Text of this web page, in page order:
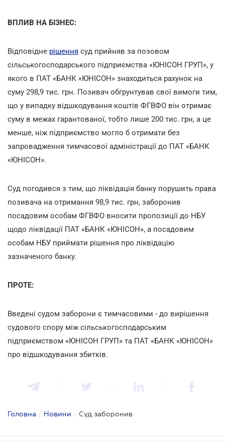
ВПЛИВ НА БІЗНЕС:
Відповідне рішення суд прийняв за позовом
сільськогосподарського підприємства «ЮНІСОН ГРУП», у
якого в ПАТ «БАНК «ЮНІСОН» знаходиться рахунок на
суму 298,9 тис. грн. Позивач обгрунтував свої вимоги тим,
що у випадку відшкодування коштів ФГВФО він отримає
суму в межах гарантованої, тобто лише 200 тис. грн, а це
менше, ніж підприємство могло б отримати без
запровадження тимчасової адміністрації до ПАТ «БАНК
«ЮНІСОН».
Суд погодився з тим, що ліквідація банку порушить права
позивача на отримання 98,9 тис. грн, заборонив
посадовим особам ФГВФО вносити пропозиції до НБУ
щодо ліквідації ПАТ «БАНК «ЮНІСОН», а посадовим
особам НБУ приймати рішення про ліквідацію
зазначеного банку.
ПРОТЕ:
Введені судом заборони є тимчасовими - до вирішення
судового спору між сільськогосподарським
підприємством «ЮНІСОН ГРУП» та ПАТ «БАНК «ЮНІСОН»
про відшкодування збитків.
Головна / Новини / Суд заборонив